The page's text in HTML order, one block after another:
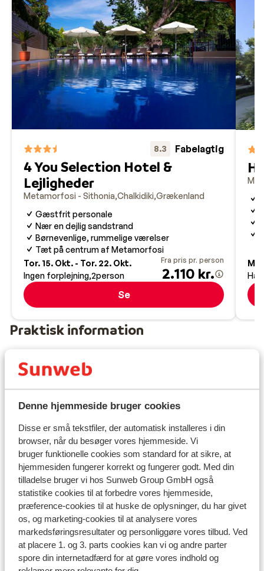
Denne hjemmeside bruger cookies
Disse er små tekstfiler, der automatisk installeres i din
browser, når du besøger vores hjemmeside. Vi
bruger funktionelle cookies som standard for at sikre, at
hjemmesiden fungerer korrekt og fungerer godt. Med din
tilladelse bruger vi hos Sunweb Group GmbH også
statistike cookies til at forbedre vores hjemmeside,
præference-cookies til at huske de oplysninger, du har givet
os, og marketing-cookies til at analysere vores
markedsføringsresultater og personliggøre vores tilbud. Ved
at placere 1. og 3. parts cookies kan vi og andre parter
spore din internetadfærd for at gøre vores indhold og
8.3 Fabelagtig
4 You Selection Hotel &
Lejligheder
Metamorfosi - Sithonia Chalkidiki Grækenland
Gæstfrit personale
Nær en dejlig sandstrand
Børnevenlige, rummelige værelser
Tæt på centrum af Metamorfosi
Tor. 15. Okt. - Tor. 22. Okt.
Ingen forplejning 2person
Fra pris pr. person
2.110 kr.
Se
Praktisk information
Hovedstad:
Hovedstaden er Athen.
Tid:
Sprog:
Det officielle sprog er græsk. Men man kan sagtens
klare sig på engelsk (og delvist på tysk).
Penge:
Den officielle møntenhed er euro.
Drikkepenge:
Det er normalt at give ca. 10% i drikkepenge på de